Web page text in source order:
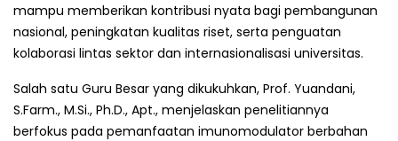
mampu memberikan kontribusi nyata bagi pembangunan
nasional, peningkatan kualitas riset, serta penguatan
kolaborasi lintas sektor dan internasionalisasi universitas.
Salah satu Guru Besar yang dikukuhkan, Prof. Yuandani,
S.Farm., M.Si., Ph.D., Apt., menjelaskan penelitiannya
berfokus pada pemanfaatan imunomodulator berbahan